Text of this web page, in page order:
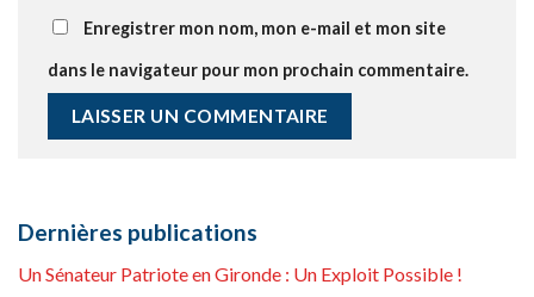
Enregistrer mon nom, mon e-mail et mon site
dans le navigateur pour mon prochain commentaire.
Dernières publications
Un Sénateur Patriote en Gironde : Un Exploit Possible !